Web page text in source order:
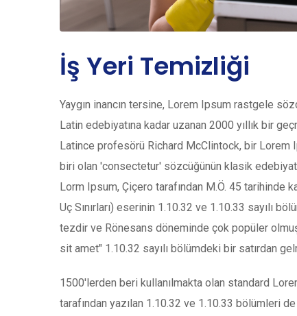
İş Yeri Temizliği
Yaygın inancın tersine, Lorem Ipsum rastgele
Latin edebiyatına kadar uzanan 2000 yıllık bir
Latince profesörü Richard McClintock, bir Lorem
biri olan 'consectetur' sözcüğünün klasik
Lorm Ipsum, Çiçero tarafından M.Ö. 45 tarihinde
Uç Sınırları) eserinin 1.10.32 ve 1.10.33 sayılı
tezdir ve Rönesans döneminde çok popüler
sit amet" 1.10.32 sayılı bölümdeki bir satırdan
1500'lerden beri kullanılmakta olan standard
tarafından yazılan 1.10.32 ve 1.10.33 bölümleri